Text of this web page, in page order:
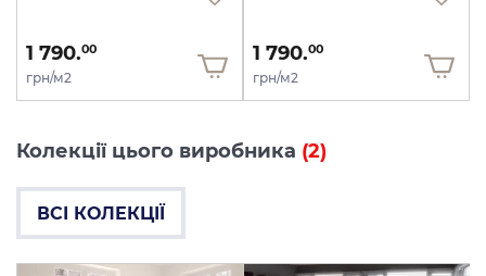
1 790.00
грн/м2
1 790.00
грн/м2
Колекції цього виробника (2)
ВСІ КОЛЕКЦІЇ